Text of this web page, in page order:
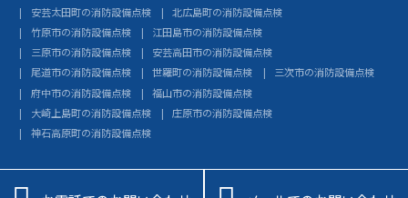
安芸太田町の消防設備点検
北広島町の消防設備点検
竹原市の消防設備点検
江田島市の消防設備点検
三原市の消防設備点検
安芸高田市の消防設備点検
尾道市の消防設備点検
世羅町の消防設備点検
三次市の消防設備点検
府中市の消防設備点検
福山市の消防設備点検
大崎上島町の消防設備点検
庄原市の消防設備点検
神石高原町の消防設備点検